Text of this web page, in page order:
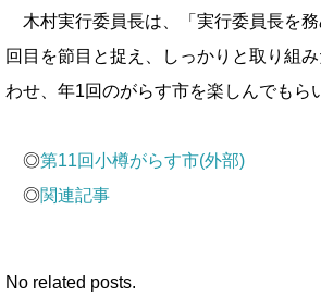
木村実行委員長は、「実行委員長を
回目を節目と捉え、しっかりと取り組
わせ、年1回のがらす市を楽しんでもら
◎第11回小樽がらす市(外部)
◎関連記事
No related posts.